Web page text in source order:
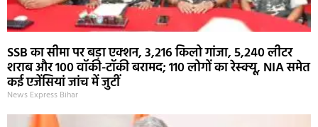
SSB का सीमा पर बड़ा एक्शन, 3,216 किलो गांजा, 5,240 लीटर
शराब और 100 वॉकी-टॉकी बरामद; 110 लोगों का रेस्क्यू, NIA समेत
कई एजेंसियां जांच में जुटीं
News Express Bihar